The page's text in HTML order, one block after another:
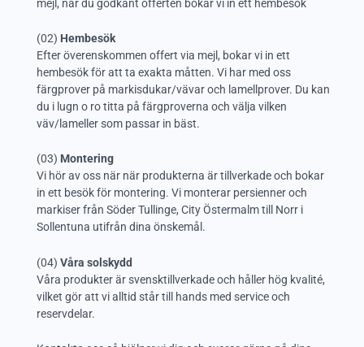
mejl, när du godkänt offerten bokar vi in ett hembesök
(02) Hembesök
Efter överenskommen offert via mejl, bokar vi in ett
hembesök för att ta exakta måtten. Vi har med oss
färgprover på markisdukar/vävar och lamellprover. Du kan
du i lugn o ro titta på färgproverna och välja vilken
väv/lameller som passar in bäst.
(03) Montering
Vi hör av oss när när produkterna är tillverkade och bokar
in ett besök för montering. Vi monterar persienner och
markiser från Söder Tullinge, City Östermalm till Norr i
Sollentuna utifrån dina önskemål.
(04) Våra solskydd
Våra produkter är svensktillverkade och håller hög kvalité,
vilket gör att vi alltid står till hands med service och
reservdelar.